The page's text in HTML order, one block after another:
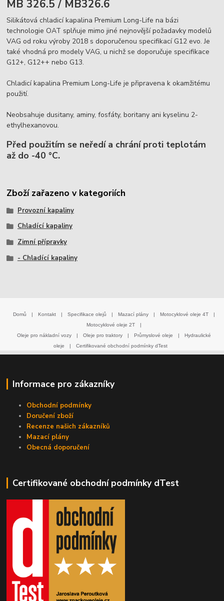
MB 326.5 / MB326.6
Silikátová chladicí kapalina Premium Long-Life na bázi
technologie OAT splňuje mimo jiné nejnovější požadavky modelů
VAG od roku výroby 2018 s doporučenou specifikací G12 evo. Je
také vhodná pro modely VAG, u nichž se doporučuje specifikace
G12+, G12++ nebo G13.
Chladicí kapalina Premium Long-Life je připravena k okamžitému
použití.
Neobsahuje dusitany, aminy, fosfáty, boritany ani kyselinu 2-
ethylhexanovou.
Před použitím se neředí a chrání proti teplotám
až do -40 °C.
Zboží zařazeno v kategoriích
Provozní kapaliny
Chladící kapaliny
Zimní přípravky
- Chladící kapaliny
Domů | Kontakt | Specifikace olejů | Mazací plány | Motocyklové oleje 4T
|
Motocyklové oleje 2T
|
Oleje pro nákladní vozy
| Oleje pro traktory | Průmyslové oleje |
Hydraulické
oleje
| Certifikované obchodní podmínky dTest
Informace pro zákazníky
Obchodní podmínky
Doručení zboží
Recenze našich zákazníků
Mazací plány
Obecná doporučení
Certifikované obchodní podmínky dTest